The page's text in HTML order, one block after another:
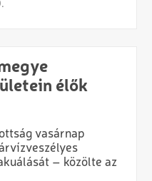
élők
vasárnap
– közölte az